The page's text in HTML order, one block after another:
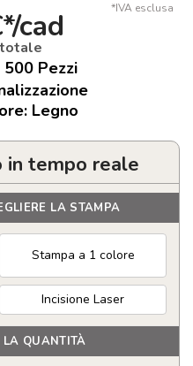
*IVA esclusa
cad
500 Pezzi
Legno
in tempo reale
LA STAMPA
Stampa a 1 colore
Incisione Laser
LA QUANTITÀ